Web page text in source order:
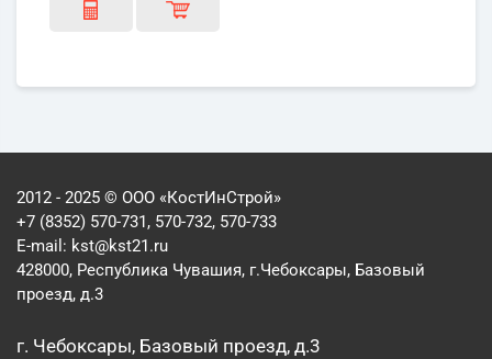
2012 - 2025 © ООО «КостИнСтрой»
+7 (8352) 570-731, 570-732, 570-733
E-mail: kst@kst21.ru
428000, Республика Чувашия, г.Чебоксары, Базовый
проезд, д.3
г. Чебоксары, Базовый проезд, д.3